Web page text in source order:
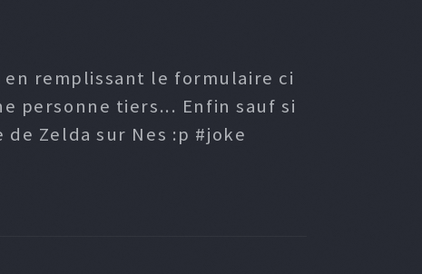
remplissant le formulaire ci
personne tiers... Enfin sauf si
Zelda sur Nes :p #joke